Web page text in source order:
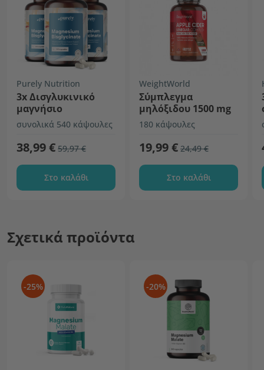
Purely Nutrition
3x Δισγλυκινικό
μαγνήσιο
συνολικά 540 κάψουλες
38,99 € 59,97 €
Στο καλάθι
WeightWorld
Σύμπλεγμα
μηλόξιδου 1500 mg
180 κάψουλες
19,99 € 24,49 €
Στο καλάθι
Σχετικά προϊόντα
-25% -20%